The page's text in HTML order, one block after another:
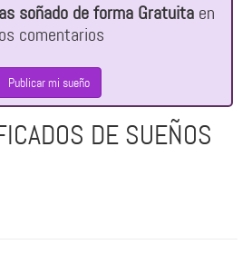
soñado de forma Gratuitaen
comentarios
Publicar mi sueño
DE SUEÑOS